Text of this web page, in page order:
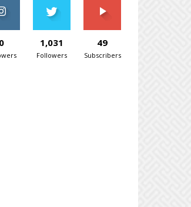
0 1,031
Followers
49
Subscribers